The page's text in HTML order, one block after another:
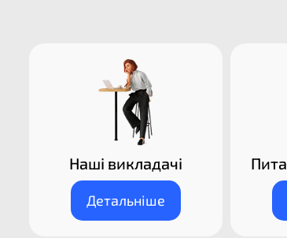
Наші викладачі​
Детальніше